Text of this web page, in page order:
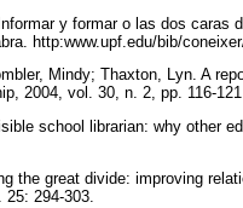
y formar o las dos caras
http:www.upf.edu/bib/
Mindy; Thaxton, Lyn. A
2004, vol. 30, n. 2, pp. 116-
school librarian: why other
the great divide: improving
25: 294-303.